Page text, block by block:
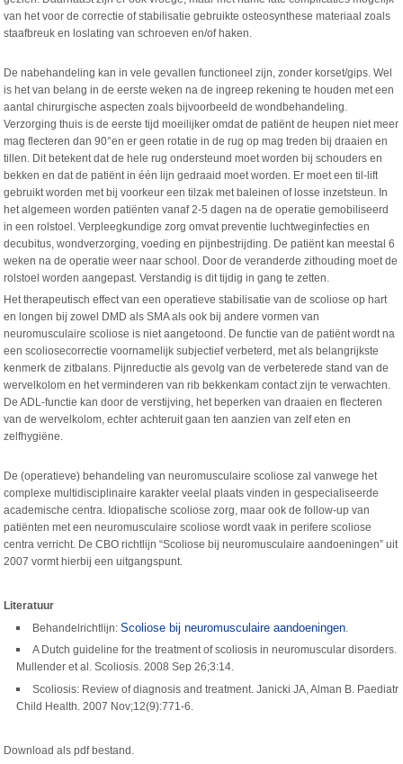
van het voor de correctie of stabilisatie gebruikte osteosynthese materiaal zoals
staafbreuk en loslating van schroeven en/of haken.
De nabehandeling kan in vele gevallen functioneel zijn, zonder korset/gips. Wel
is het van belang in de eerste weken na de ingreep rekening te houden met een
aantal chirurgische aspecten zoals bijvoorbeeld de wondbehandeling.
Verzorging thuis is de eerste tijd moeilijker omdat de patiënt de heupen niet meer
mag flecteren dan 90°en er geen rotatie in de rug op mag treden bij draaien en
tillen. Dit betekent dat de hele rug ondersteund moet worden bij schouders en
bekken en dat de patiënt in één lijn gedraaid moet worden. Er moet een til-lift
gebruikt worden met bij voorkeur een tilzak met baleinen of losse inzetsteun. In
het algemeen worden patiënten vanaf 2-5 dagen na de operatie gemobiliseerd
in een rolstoel. Verpleegkundige zorg omvat preventie luchtweginfecties en
decubitus, wondverzorging, voeding en pijnbestrijding. De patiënt kan meestal 6
weken na de operatie weer naar school. Door de veranderde zithouding moet de
rolstoel worden aangepast. Verstandig is dit tijdig in gang te zetten.
Het therapeutisch effect van een operatieve stabilisatie van de scoliose op hart
en longen bij zowel DMD als SMA als ook bij andere vormen van
neuromusculaire scoliose is niet aangetoond. De functie van de patiënt wordt na
een scoliosecorrectie voornamelijk subjectief verbeterd, met als belangrijkste
kenmerk de zitbalans. Pijnreductie als gevolg van de verbeterede stand van de
wervelkolom en het verminderen van rib bekkenkam contact zijn te verwachten.
De ADL-functie kan door de verstijving, het beperken van draaien en flecteren
van de wervelkolom, echter achteruit gaan ten aanzien van zelf eten en
zelfhygiëne.
De (operatieve) behandeling van neuromusculaire scoliose zal vanwege het
complexe multidisciplinaire karakter veelal plaats vinden in gespecialiseerde
academische centra. Idiopatische scoliose zorg, maar ook de follow-up van
patiënten met een neuromusculaire scoliose wordt vaak in perifere scoliose
centra verricht. De CBO richtlijn “Scoliose bij neuromusculaire aandoeningen” uit
2007 vormt hierbij een uitgangspunt.
Literatuur
Behandelrichtlijn:Scoliose bij neuromusculaire aandoeningen.
A Dutch guideline for the treatment of scoliosis in neuromuscular disorders.
Mullender et al. Scoliosis. 2008 Sep 26;3:14.
Scoliosis: Review of diagnosis and treatment. Janicki JA, Alman B. Paediatr
Child Health. 2007 Nov;12(9):771-6.
Download als pdf bestand.